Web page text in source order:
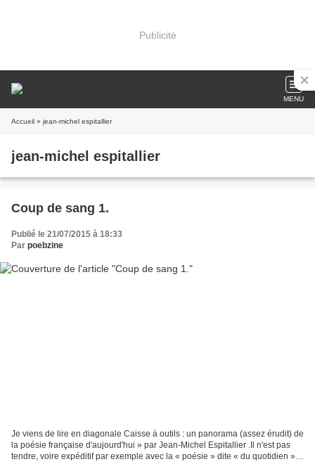
Publicité
MENU
Accueil » jean-michel espitallier
jean-michel espitallier
Coup de sang 1.
Publié le 21/07/2015 à 18:33
Par poebzine
Je viens de lire en diagonale Caisse à outils : un panorama (assez érudit) de
la poésie française d'aujourd'hui » par Jean-Michel Espitallier .Il n'est pas
tendre, voire expéditif par exemple avec la « poésie » dite « du quotidien »